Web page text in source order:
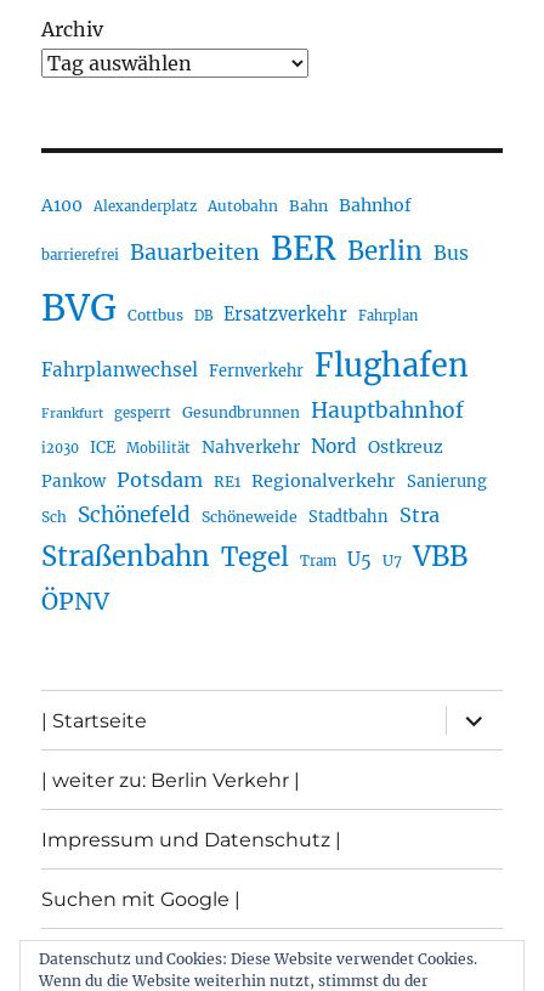
Archiv
A100 Alexanderplatz Autobahn Bahn Bahnhof
barrierefrei Bauarbeiten BER Berlin Bus
BVG Cottbus DB Ersatzverkehr Fahrplan
Fahrplanwechsel Fernverkehr Flughafen
Frankfurt gesperrt Gesundbrunnen Hauptbahnhof
i2030 ICE Mobilität Nahverkehr Nord Ostkreuz
Pankow Potsdam RE1 Regionalverkehr Sanierung
Sch Schönefeld Schöneweide Stadtbahn Stra
Straßenbahn Tegel Tram U5 U7 VBB
ÖPNV
| Startseite
öffnen
| weiter zu: Berlin Verkehr |
Impressum und Datenschutz |
Suchen mit Google |
Themen
Datenschutz und Cookies: Diese Website verwendet Cookies.
Wenn du die Website weiterhin nutzt, stimmst du der